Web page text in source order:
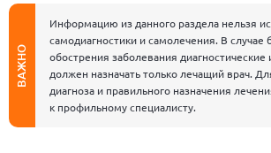
ВАЖНО
Информацию из данного раздела нельзя
самодиагностики и самолечения. В случае
обострения заболевания диагностические
должен назначать только лечащий врач.
диагноза и правильного назначения
к профильному специалисту.